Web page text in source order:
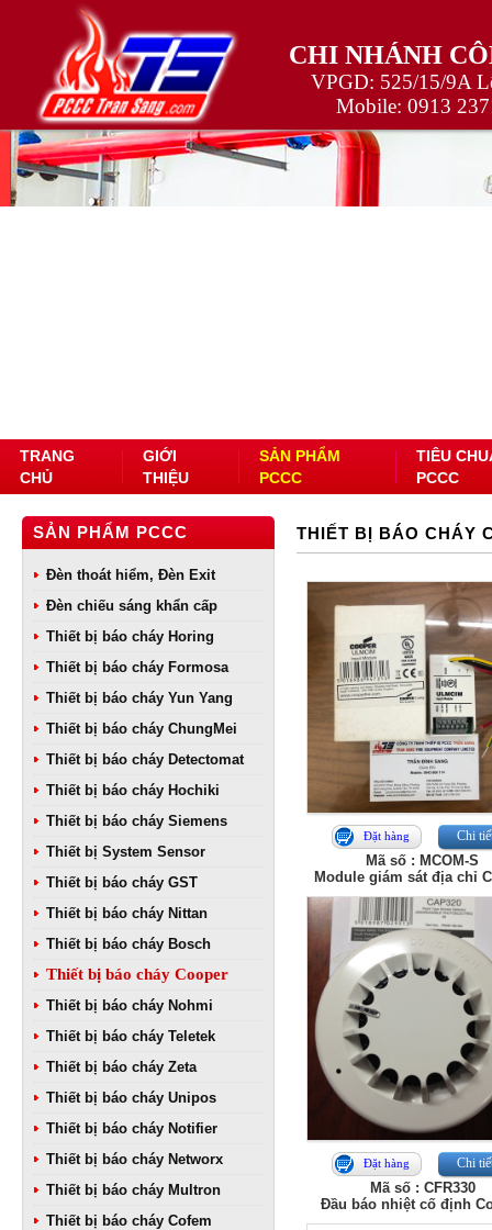
CHI NHÁNH
VPGD: 525/15/9A
Mobile: 0913
TRANG
CHỦ
GIỚI
THIỆU
SẢN PHẨM
PCCC
TIÊU
PCCC
SẢN PHẨM PCCC
Đèn thoát hiểm, Đèn Exit
Đèn chiếu sáng khẩn cấp
Thiết bị báo cháy Horing
Thiết bị báo cháy Formosa
Thiết bị báo cháy Yun Yang
Thiết bị báo cháy ChungMei
Thiết bị báo cháy Detectomat
Thiết bị báo cháy Hochiki
Thiết bị báo cháy Siemens
Thiết bị System Sensor
Thiết bị báo cháy GST
Thiết bị báo cháy Nittan
Thiết bị báo cháy Bosch
Thiết bị báo cháy Cooper
Thiết bị báo cháy Nohmi
Thiết bị báo cháy Teletek
Thiết bị báo cháy Zeta
Thiết bị báo cháy Unipos
Thiết bị báo cháy Notifier
Thiết bị báo cháy Networx
Thiết bị báo cháy Multron
Thiết bị báo cháy Cofem
THIẾT BỊ BÁO CHÁY
Đặt hàng Chi
Mã số : MCOM-S
Module giám sát địa chỉ
Đặt hàng Chi
Mã số : CFR330
Đầu báo nhiệt cố định